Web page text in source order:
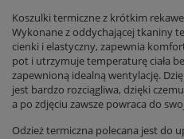
Koszulki termiczne z krótkim
Wykonane z oddychającej tkaniny
cienki i elastyczny, zapewnia
pot i utrzymuje temperaturę ciała
zapewnioną idealną wentylację.
jest bardzo rozciągliwa, dzięki
a po zdjęciu zawsze powraca do
Odzież termiczna polecana jest do